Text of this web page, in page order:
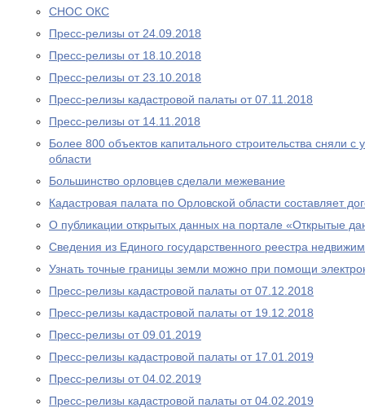
СНОС ОКС
Пресс-релизы от 24.09.2018
Пресс-релизы от 18.10.2018
Пресс-релизы от 23.10.2018
Пресс-релизы кадастровой палаты от 07.11.2018
Пресс-релизы от 14.11.2018
Более 800 объектов капитального строительства сняли с
области
Большинство орловцев сделали межевание
Кадастровая палата по Орловской области составляет
О публикации открытых данных на портале «Открытые
Сведения из Единого государственного реестра
Узнать точные границы земли можно при помощи
Пресс-релизы кадастровой палаты от 07.12.2018
Пресс-релизы кадастровой палаты от 19.12.2018
Пресс-релизы от 09.01.2019
Пресс-релизы кадастровой палаты от 17.01.2019
Пресс-релизы от 04.02.2019
Пресс-релизы кадастровой палаты от 04.02.2019